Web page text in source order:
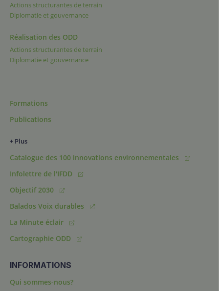
Actions structurantes de terrain
Diplomatie et gouvernance
Réalisation des ODD
Actions structurantes de terrain
Diplomatie et gouvernance
Formations
Publications
+ Plus
Catalogue des 100 innovations environnementales
Infolettre de l'IFDD
Objectif 2030
Balados Voix durables
La Minute éclair
Cartographie ODD
INFORMATIONS
Qui sommes-nous?